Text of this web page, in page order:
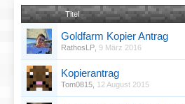
Titel
Goldfarm Kopier Antrag
RathosLP 9 März 2016
Kopierantrag
Tom0815 12 August 2015